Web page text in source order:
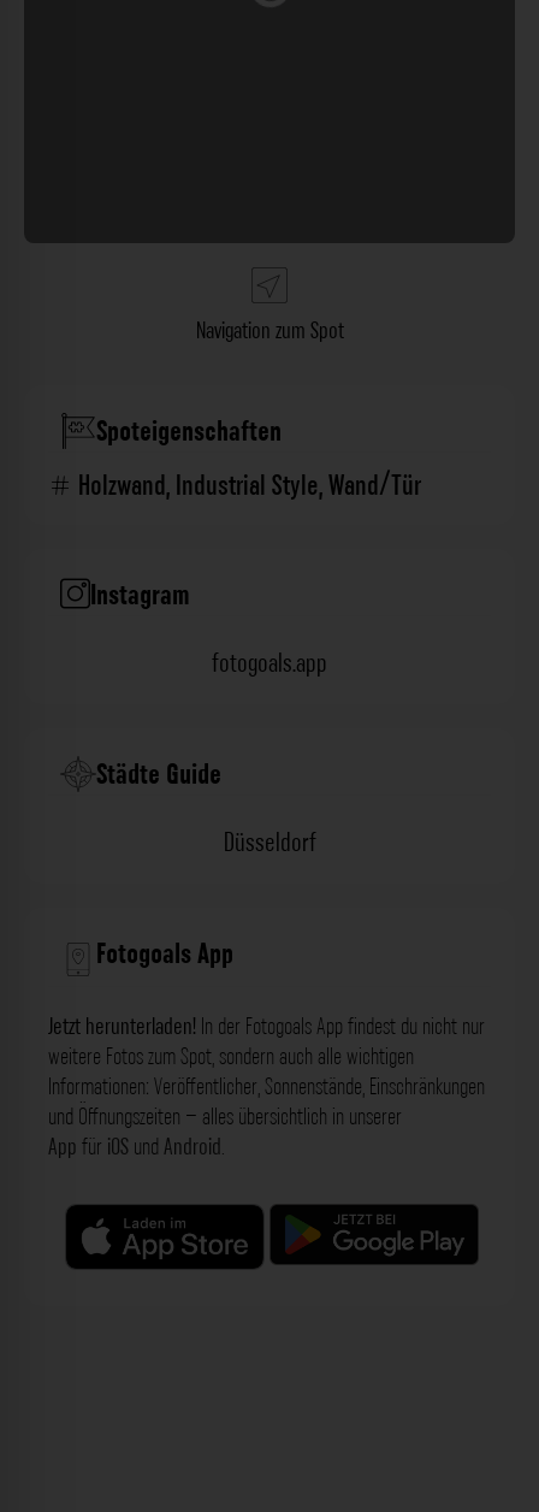
Navigation zum Spot
Spoteigenschaften
Holzwand,Industrial Style,Wand/Tür
Instagram
fotogoals.app
Städte Guide
Düsseldorf
Fotogoals App
Jetzt herunterladen! In der Fotogoals App findest du nicht nur
weitere Fotos zum Spot, sondern auch alle wichtigen
Informationen: Veröffentlicher, Sonnenstände, Einschränkungen
und Öffnungszeiten – alles übersichtlich in unserer
App für iOS und Android.